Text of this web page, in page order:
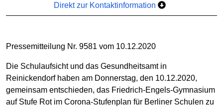
Direkt zur Kontaktinformation
Pressemitteilung Nr. 9581 vom 10.12.2020
Die Schulaufsicht und das Gesundheitsamt in
Reinickendorf haben am Donnerstag, den 10.12.2020,
gemeinsam entschieden, das Friedrich-Engels-Gymnasium
auf Stufe Rot im Corona-Stufenplan für Berliner Schulen zu